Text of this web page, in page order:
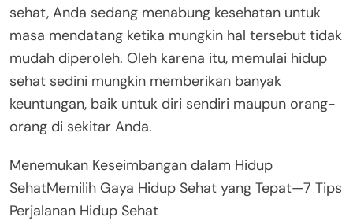
sehat, Anda sedang menabung kesehatan untuk
masa mendatang ketika mungkin hal tersebut tidak
mudah diperoleh. Oleh karena itu, memulai hidup
sehat sedini mungkin memberikan banyak
keuntungan, baik untuk diri sendiri maupun orang-
orang di sekitar Anda.
Menemukan Keseimbangan dalam Hidup
SehatMemilih Gaya Hidup Sehat yang Tepat—7 Tips
Perjalanan Hidup Sehat